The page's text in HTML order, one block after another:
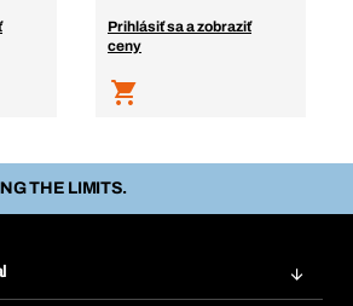
Prihlásiť sa a zobraziť
ceny
THE LIMITS.